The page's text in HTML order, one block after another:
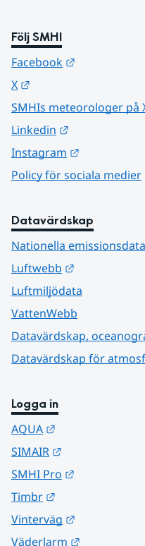
Följ SMHI
Facebook
X
SMHIs meteorologer på
Linkedin
Instagram
Policy för sociala medier
Datavärdskap
Nationella
Luftwebb
Luftmiljödata
VattenWebb
Datavärdskap,
Datavärdskap för
Logga in
AQUA
SIMAIR
SMHI Pro
Timbr
Vinterväg
Väderlarm